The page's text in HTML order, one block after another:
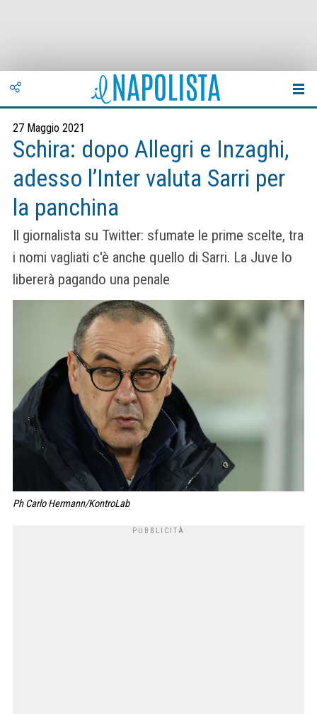
27 Maggio 2021
Schira: dopo Allegri e Inzaghi,
adesso l’Inter valuta Sarri per
la panchina
Il giornalista su Twitter: sfumate le prime scelte, tra
i nomi vagliati c'è anche quello di Sarri. La Juve lo
libererà pagando una penale
Ph Carlo Hermann/KontroLab